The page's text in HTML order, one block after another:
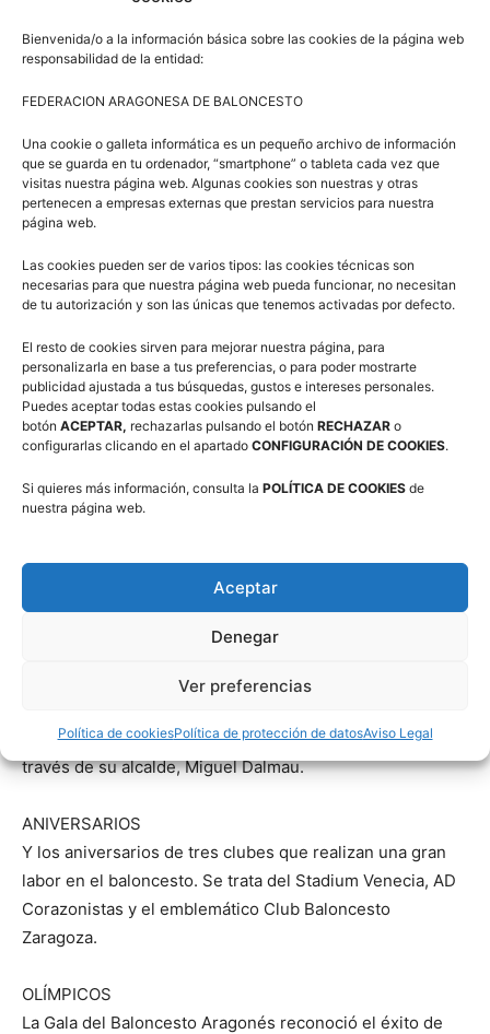
Bienvenida/o a la información básica sobre las cookies de la página web
responsabilidad de la entidad:
FEDERACION ARAGONESA DE BALONCESTO
Una cookie o galleta informática es un pequeño archivo de información
que se guarda en tu ordenador, “smartphone” o tableta cada vez que
visitas nuestra página web. Algunas cookies son nuestras y otras
pertenecen a empresas externas que prestan servicios para nuestra
página web.
Las cookies pueden ser de varios tipos: las cookies técnicas son
necesarias para que nuestra página web pueda funcionar, no necesitan
de tu autorización y son las únicas que tenemos activadas por defecto.
El resto de cookies sirven para mejorar nuestra página, para
personalizarla en base a tus preferencias, o para poder mostrarte
publicidad ajustada a tus búsquedas, gustos e intereses personales.
Puedes aceptar todas estas cookies pulsando el
botón ACEPTAR, rechazarlas pulsando el botón RECHAZAR o
configurarlas clicando en el apartado CONFIGURACIÓN DE COOKIES.
Si quieres más información, consulta la POLÍTICA DE COOKIES de
nuestra página web.
Aceptar
Denegar
Ver preferencias
Política de cookiesPolítica de protección de datosAviso Legal
LABOR ARBITRAL
El Premio a la Labor Arbitral fue para Ángel Pérez, árbitro
de su trayectoria y a través de su esfuerzo y dedicación
ha sabido ganarse el respeto y cariño de compañeros,
equipos y deportistas.
TRAYECTORIA La Gala del Baloncesto Aragonés
reconoció la trayectoria del turolense Jesús Martín,
quien fue jugador del histórico Teruel Sports, entrenador
y uno de los fundadores de un club que está impulsando
el baloncesto de base turolense, el CB Anejas & Francés
de Aranda.
Así como de Luis Miguel Pascual, uno de los jugadores
de aquel gran equipo de La Almunia que consiguió el
ascenso a la 2ª Nacional y una de las piezas
fundamentales como entrenador y directivo del
desarrollo del baloncesto en la localidad de La Almunia
Y de Julio Viela, una de esas personas que no necesita
aparecer en los focos pero que es indispensable para el
institucional al deporte del Ayuntamiento de Utebo a
través de su alcalde, Miguel Dalmau.
ANIVERSARIOS
Y los aniversarios de tres clubes que realizan una gran
labor en el baloncesto. Se trata del Stadium Venecia, AD
Corazonistas y el emblemático Club Baloncesto
Zaragoza.
OLÍMPICOS
La Gala del Baloncesto Aragonés reconoció el éxito de